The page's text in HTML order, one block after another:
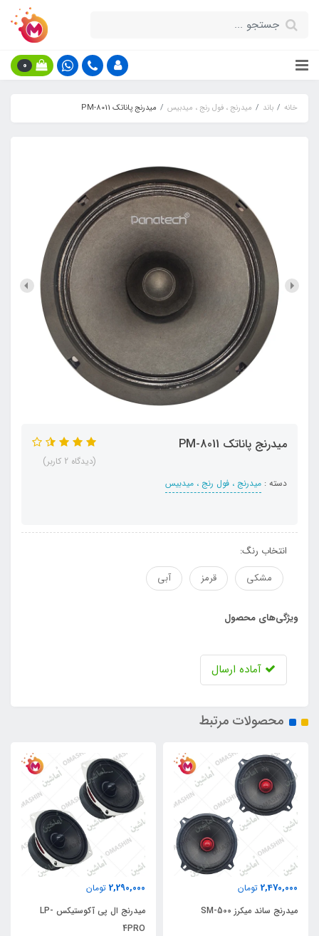
0
خانه باند میدرنج ، فول رنج ، میدبیس میدرنج پاناتک PM-8011
میدرنج پاناتک PM-8011
دسته : میدرنج ، فول رنج ، میدبیس
(دیدگاه 2 کاربر)
انتخاب رنگ:
مشکی
قرمز آبی
ویژگی‌های محصول
آماده ارسال
محصولات مرتبط
2,470,000 تومان
میدرنج ساند میکرز SM-500
2,290,000 تومان
میدرنج ال پی آکوستیکس LP-
4PRO